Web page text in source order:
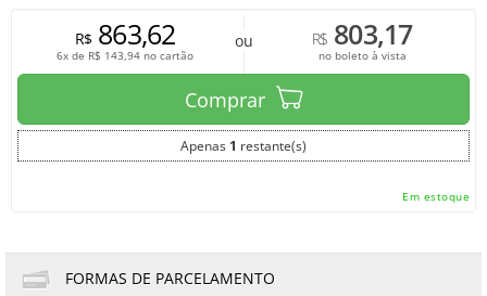
R$863,62
6x de R$ 143,94 no cartão
ou R$ 803,17
no boleto à vista
Comprar
Apenas 1 restante(s)
Em estoque
FORMAS DE PARCELAMENTO